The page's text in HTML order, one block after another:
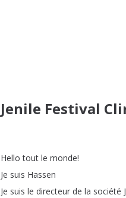
Jenile Festival
Hello tout le monde!
Je suis Hassen
Je suis le directeur de la société